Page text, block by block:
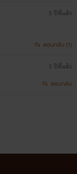
5 ปีที่แล้ว
ตอบกลับ (1)
5 ปีที่แล้ว
ตอบกลับ